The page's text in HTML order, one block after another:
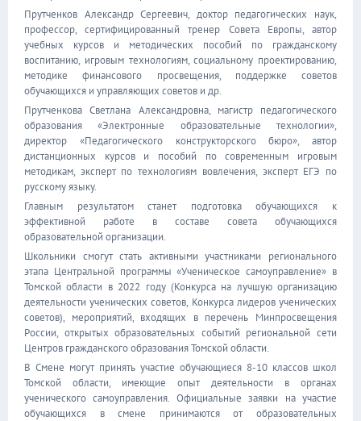
Прутченков Александр Сергеевич, доктор педагогических наук,
профессор, сертифицированный тренер Совета Европы, автор
учебных курсов и методических пособий по гражданскому
воспитанию, игровым технологиям, социальному проектированию,
методике финансового просвещения, поддержке советов
обучающихся и управляющих советов и др.
Прутченкова Светлана Александровна, магистр педагогического
образования «Электронные образовательные технологии»,
директор «Педагогического конструкторского бюро», автор
дистанционных курсов и пособий по современным игровым
методикам, эксперт по технологиям вовлечения, эксперт ЕГЭ по
русскому языку.
Главным результатом станет подготовка обучающихся к
эффективной работе в составе совета обучающихся
образовательной организации.
Школьники смогут стать активными участниками регионального
этапа Центральной программы «Ученическое самоуправление» в
Томской области в 2022 году (Конкурса на лучшую организацию
деятельности ученических советов, Конкурса лидеров ученических
советов), мероприятий, входящих в перечень Минпросвещения
России, открытых образовательных событий региональной сети
Центров гражданского образования Томской области.
В Смене могут принять участие обучающиеся 8-10 классов школ
Томской области, имеющие опыт деятельности в органах
ученического самоуправления. Официальные заявки на участие
обучающихся в смене принимаются от образовательных